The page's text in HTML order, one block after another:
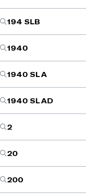
194 SLB
1940
1940 SL A
1940 SL AD
2
20
200